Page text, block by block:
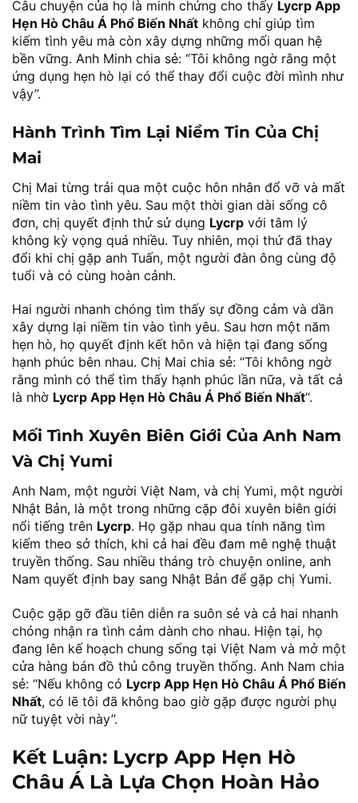
Câu chuyện của họ là minh chứng cho thấy Lycrp App
Hẹn Hò Châu Á Phổ Biến Nhất không chỉ giúp tìm
kiếm tình yêu mà còn xây dựng những mối quan hệ
bền vững. Anh Minh chia sẻ: “Tôi không ngờ rằng một
ứng dụng hẹn hò lại có thể thay đổi cuộc đời mình như
vậy”.
Hành Trình Tìm Lại Niềm Tin Của Chị
Mai
Chị Mai từng trải qua một cuộc hôn nhân đổ vỡ và mất
niềm tin vào tình yêu. Sau một thời gian dài sống cô
đơn, chị quyết định thử sử dụng Lycrp với tâm lý
không kỳ vọng quá nhiều. Tuy nhiên, mọi thứ đã thay
đổi khi chị gặp anh Tuấn, một người đàn ông cùng độ
tuổi và có cùng hoàn cảnh.
Hai người nhanh chóng tìm thấy sự đồng cảm và dần
xây dựng lại niềm tin vào tình yêu. Sau hơn một năm
hẹn hò, họ quyết định kết hôn và hiện tại đang sống
hạnh phúc bên nhau. Chị Mai chia sẻ: “Tôi không ngờ
rằng mình có thể tìm thấy hạnh phúc lần nữa, và tất cả
là nhờ Lycrp App Hẹn Hò Châu Á Phổ Biến Nhất“.
Mối Tình Xuyên Biên Giới Của Anh Nam
Và Chị Yumi
Anh Nam, một người Việt Nam, và chị Yumi, một người
Nhật Bản, là một trong những cặp đôi xuyên biên giới
nổi tiếng trên Lycrp. Họ gặp nhau qua tính năng tìm
kiếm theo sở thích, khi cả hai đều đam mê nghệ thuật
truyền thống. Sau nhiều tháng trò chuyện online, anh
Nam quyết định bay sang Nhật Bản để gặp chị Yumi.
Cuộc gặp gỡ đầu tiên diễn ra suôn sẻ và cả hai nhanh
chóng nhận ra tình cảm dành cho nhau. Hiện tại, họ
đang lên kế hoạch chung sống tại Việt Nam và mở một
cửa hàng bán đồ thủ công truyền thống. Anh Nam chia
sẻ: “Nếu không có Lycrp App Hẹn Hò Châu Á Phổ Biến
Nhất, có lẽ tôi đã không bao giờ gặp được người phụ
nữ tuyệt vời này”.
Kết Luận: Lycrp App Hẹn Hò
Châu Á Là Lựa Chọn Hoàn Hảo